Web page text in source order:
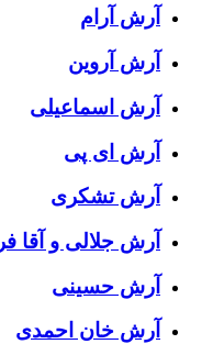
آرش آرام
آرش آروین
آرش اسماعیلی
آرش ای پی
آرش تشکری
آرش جلالی و آقا فرا
آرش حسینی
آرش خان احمدی